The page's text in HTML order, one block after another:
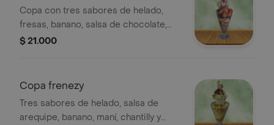
Copa con tres sabores de helado,
fresas, banano, salsa de chocolate,
crema de leche, chantilly, milo y
$ 21.000
Copa frenezy
Tres sabores de helado, salsa de
arequipe, banano, maní, chantilly y